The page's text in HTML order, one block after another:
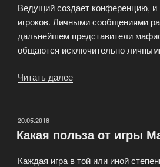
Ведущий создает конференцию, и
игроков. Личными сообщениями
дальнейшем представители
общаются исключительно
Читать далее
игру
ОПУБЛИКОВАНО
20.05.2018
Какая польза от игры
Каждая игра в той или иной